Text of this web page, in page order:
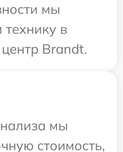
мы
технику в
Brandt.
мы
стоимость,